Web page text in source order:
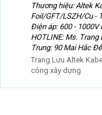
Thương hiệu: Altek
Foil/GFT/LSZH/Cu -
Điện áp: 600 -
HOTLINE: Ms.
Trung: 90 Mai Hắc
Trang Lưu Altek
công xây dựng